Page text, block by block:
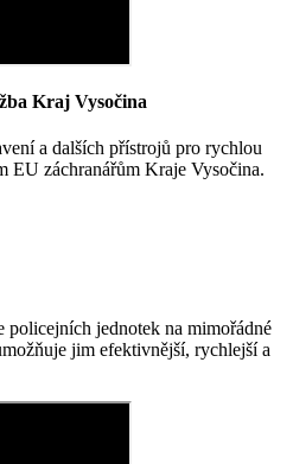
Kraj Vysočina
a dalších přístrojů pro rychlou
EU záchranářům Kraje Vysočina.
policejních jednotek na mimořádné
jim efektivnější, rychlejší a